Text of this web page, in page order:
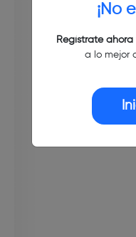
¡No
Regístrate ahora
a lo mejor